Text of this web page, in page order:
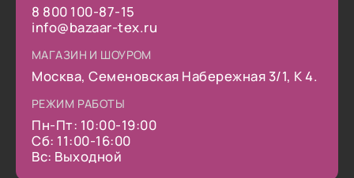
8 800 100-87-15
info@bazaar-tex.ru
МАГАЗИН И ШОУРОМ
Москва, Семеновская Набережная 3/1, К 4.
РЕЖИМ РАБОТЫ
Пн-Пт: 10:00-19:00
Сб: 11:00-16:00
Вс: Выходной